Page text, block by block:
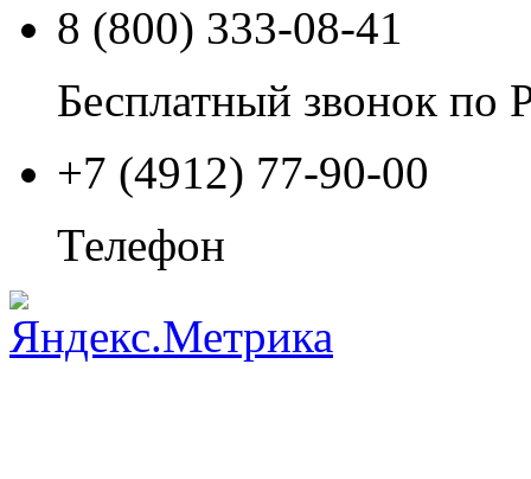
8 (800) 333-08-41
Бесплатный звонок по
+7 (4912) 77-90-00
Телефон